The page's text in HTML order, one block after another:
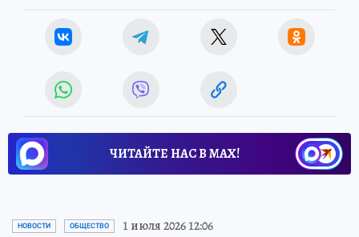
ЧИТАЙТЕ НАС В МАХ!
НОВОСТИ ОБЩЕСТВО 1 июля 2026 12:06